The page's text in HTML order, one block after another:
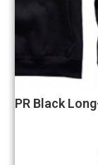
PR Black